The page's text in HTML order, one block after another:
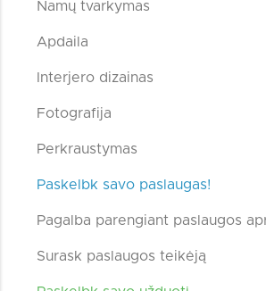
Namų tvarkymas
Apdaila
Interjero dizainas
Fotografija
Perkraustymas
Paskelbk savo paslaugas!
Pagalba parengiant paslaugos
Surask paslaugos teikėją